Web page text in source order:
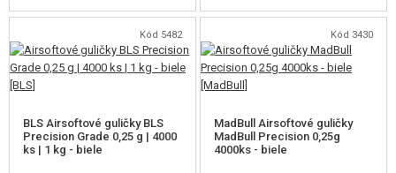
Kód 5482
BLS Airsoftové guličky BLS
Precision Grade 0,25 g | 4000
ks | 1 kg - biele
Kód 3430
MadBull Airsoftové guličky
MadBull Precision 0,25g
4000ks - biele